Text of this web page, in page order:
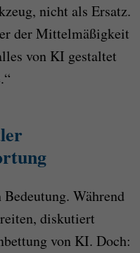
nicht als Ersatz.
der Mittelmäßigkeit
von KI gestaltet
Während
diskutiert
von KI. Doch: